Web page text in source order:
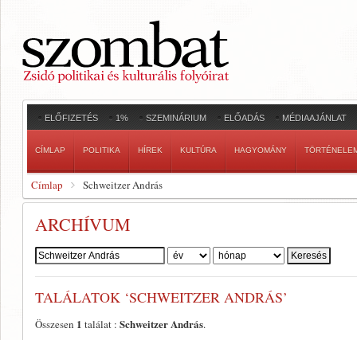
ELŐFIZETÉS 1% SZEMINÁRIUM ELŐADÁS MÉDIAAJÁNLAT
CÍMLAP POLITIKA HÍREK KULTÚRA HAGYOMÁNY
Címlap Schweitzer András
ARCHÍVUM
Szerző:
TALÁLATOK ‘SCHWEITZER ANDRÁS’
Összesen 1 találat : Schweitzer András.